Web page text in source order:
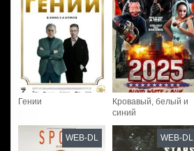
Гении
Кровавый, белый и
синий
WEB-DL WEB-DL